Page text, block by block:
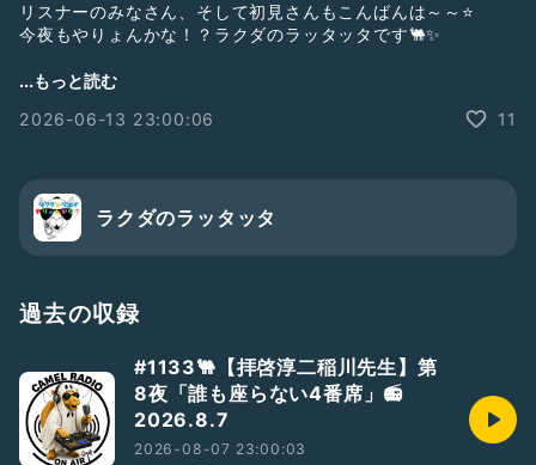
リスナーのみなさん、そして初見さんもこんばんは～～⭐
今夜もやりょんかな！？ラクダのラッタッタです🐫✨
＼毎日ゆるっと配信中📻／
“料理って、そんな気合い入れるもんだっけ？”
✔なるべく簡単
✔気づいたら作れてる
そんな“ちょうどいいレシピ”を
ラクダ流にゆる～くお届けします✨
...もっと読む
2026-06-13 23:00:06
11
ラクダのラッタッタ
過去の収録
#1133🐫【拝啓淳二稲川先生】第
8夜「誰も座らない4番席」📻
2026.8.7
2026-08-07 23:00:03